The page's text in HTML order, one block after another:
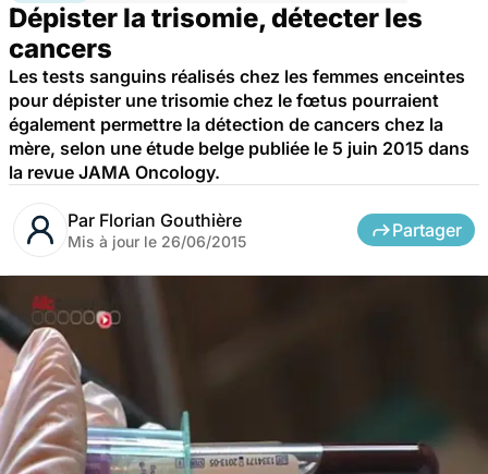
Dépister la trisomie, détecter les
cancers
Les tests sanguins réalisés chez les femmes enceintes
pour dépister une trisomie chez le fœtus pourraient
également permettre la détection de cancers chez la
mère, selon une étude belge publiée le 5 juin 2015 dans
la revue JAMA Oncology.
Par Florian Gouthière
Mis à jour le 26/06/2015
Partager